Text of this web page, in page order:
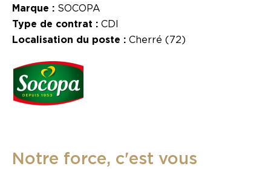
Marque : SOCOPA
Type de contrat : CDI
Localisation du poste : Cherré (72)
Notre force, c'est vous